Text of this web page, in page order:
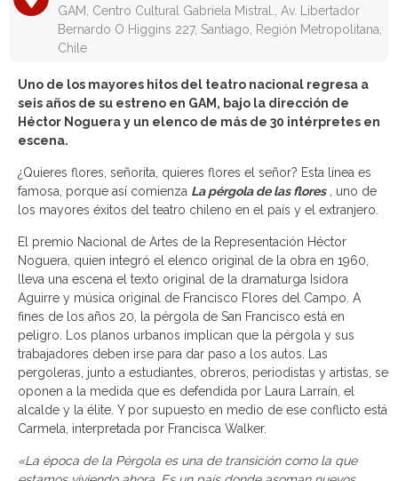
GAM, Centro Cultural Gabriela Mistral., Av. Libertador
Bernardo O Higgins 227, Santiago, Región Metropolitana,
Chile
Uno de los mayores hitos del teatro nacional regresa a
seis años de su estreno en GAM, bajo la dirección de
Héctor Noguera y un elenco de más de 30 intérpretes en
escena.
¿Quieres flores, señorita, quieres flores el señor? Esta línea es
famosa, porque así comienza La pérgola de las flores, uno de
los mayores éxitos del teatro chileno en el país y el extranjero.
El premio Nacional de Artes de la Representación Héctor
Noguera, quien integró el elenco original de la obra en 1960,
lleva una escena el texto original de la dramaturga Isidora
Aguirre y música original de Francisco Flores del Campo. A
fines de los años 20, la pérgola de San Francisco está en
peligro. Los planos urbanos implican que la pérgola y sus
trabajadores deben irse para dar paso a los autos. Las
pergoleras, junto a estudiantes, obreros, periodistas y artistas, se
oponen a la medida que es defendida por Laura Larraín, el
alcalde y la élite. Y por supuesto en medio de ese conflicto está
Carmela, interpretada por Francisca Walker.
«La época de la Pérgola es una de transición como la que